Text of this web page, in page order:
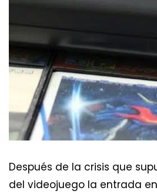
Después de la crisis que
del videojuego la entrada